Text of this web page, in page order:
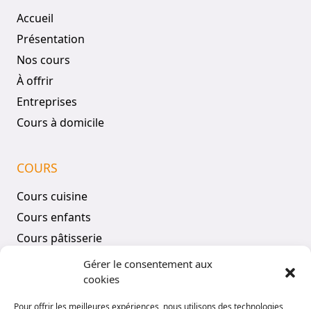
Gérer le consentement aux
cookies
Pour offrir les meilleures expériences, nous utilisons des technologies
Accueil
Présentation
Nos cours
À offrir
Entreprises
Cours à domicile
COURS
Cours cuisine
Cours enfants
Cours pâtisserie
Tous les cours
COMPTE